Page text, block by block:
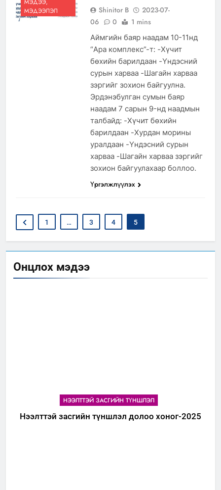
Онцлох мэдээ
НЭЭЛТТЭЙ ЗАСГИЙН ТҮНШЛЭЛ
Нээлттэй засгийн түншлэл долоо хоног-2025
МЭДЭЭ,
МЭДЭЭЛЭЛ
Shinitor B
2023-07-
06
0 1 mins
Аймгийн баяр наадам 10-11нд
“Ара комплекс”-т: -Хүчит
бөхийн барилдаан -Үндэсний
сурын харваа -Шагайн харваа
зэргийг зохион байгуулна.
Эрдэнэбулган сумын баяр
наадам 7 сарын 9-нд наадмын
талбайд: -Хүчит бөхийн
барилдаан -Хурдан морины
уралдаан -Үндэсний сурын
харваа -Шагайн харваа зэргийг
зохион байгуулахаар боллоо.
Үргэлжлүүлэх
1 … 3 4 5